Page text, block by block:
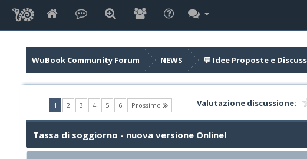
WuBook Community Forum NEWS 💬 Idee Proposte e
1 (current)
2 3 4 5 6 Prossimo Valutazione discussione:
Tassa di soggiorno - nuova versione Online!